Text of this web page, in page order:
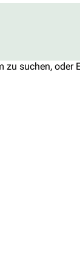
zu suchen, oder